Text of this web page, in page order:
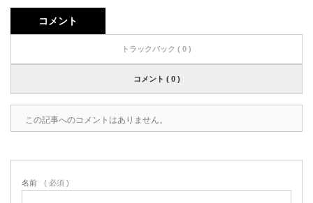
コメント
トラックバック ( 0 )
コメント ( 0 )
この記事へのコメントはありません。
名前 ( 必須 )